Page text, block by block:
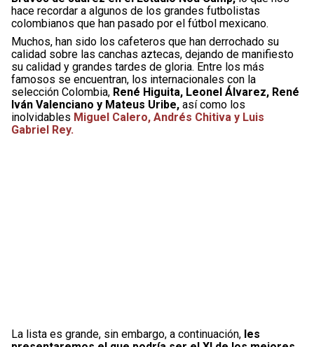
hace recordar a algunos de los grandes futbolistas
colombianos que han pasado por el fútbol mexicano.
Muchos, han sido los cafeteros que han derrochado su
calidad sobre las canchas aztecas, dejando de manifiesto
su calidad y grandes tardes de gloria. Entre los más
famosos se encuentran, los internacionales con la
selección Colombia, René Higuita, Leonel Álvarez, René
Iván Valenciano y Mateus Uribe, así como los
inolvidables Miguel Calero, Andrés Chitiva y Luis
Gabriel Rey.
La lista es grande, sin embargo, a continuación, les